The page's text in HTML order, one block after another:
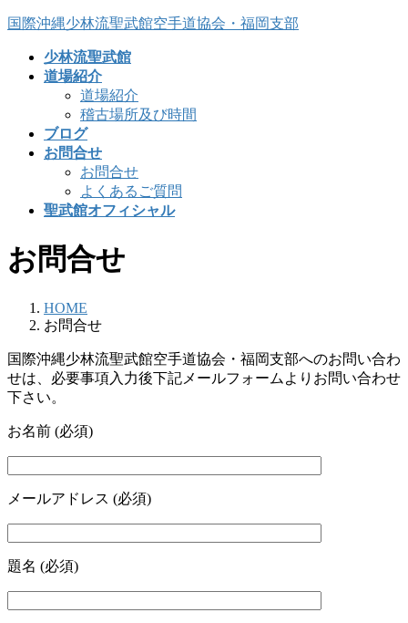
コ
ナ
国際沖縄少林流聖武館空手道協会・福岡支部
少林流聖武館
道場紹介
道場紹介
稽古場所及び時間
ブログ
お問合せ
お問合せ
よくあるご質問
聖武館オフィシャル
お問合せ
HOME
お問合せ
国際沖縄少林流聖武館空手道協会・福岡支部へのお問い合わ
せは、必要事項入力後下記メールフォームよりお問い合わせ
下さい。
お名前 (必須)
メールアドレス (必須)
題名 (必須)